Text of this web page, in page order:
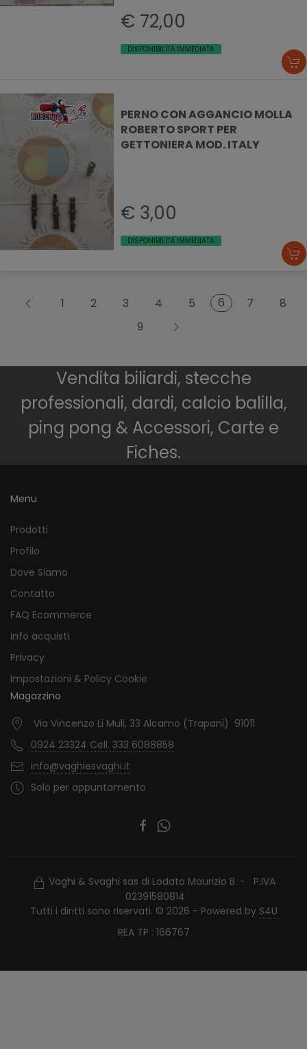
€ 72,00
DISPONIBILITÀ IMMEDIATA
PERNO CON AGGANCIO MOLLA
ROBERTO SPORT PER
GETTONIERA MOD. ITALY
€ 3,00
DISPONIBILITÀ IMMEDIATA
1 2 3 4 5 6 7
8
9
Vendita biliardi, stecche
professionali, dardi, calcio balilla,
ping pong & Accessori, Carte e
Fiches.
Menu
Prodotti
Profilo
Dove Siamo
Contatto
FAQ Ecommerce
Info acquisti
Privacy
Impostazioni & Policy Cookie
Magazzino
Via Vincenzo Li Muli, 33 Alcamo (Trapani) 91011
0924 23324 Cell. 333 6088858
info@vaghiesvaghi.it
Solo per appuntamento
Vaghi & Svaghi sas di Lodato Maurizio B. - P.IVA
02391580814
Tutti i diritti sono riservati. © 2026 - Powered by S4U
REA TP : 166767